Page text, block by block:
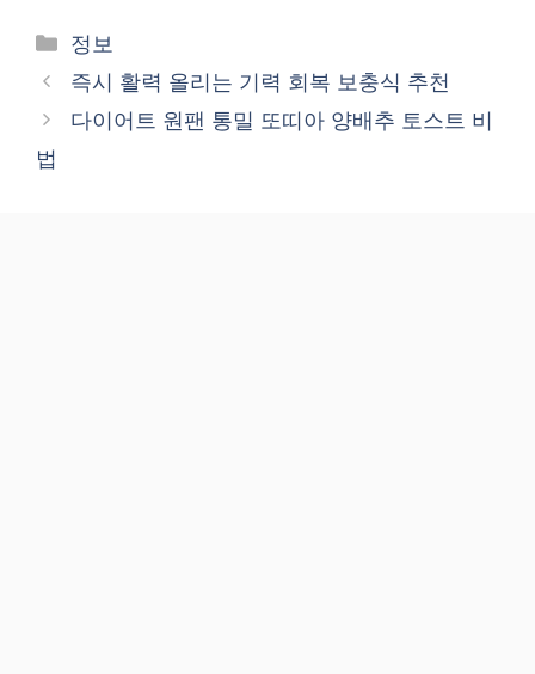
Categories
정보
즉시 활력 올리는 기력 회복 보충식 추천
다이어트 원팬 통밀 또띠아 양배추 토스트 비
법